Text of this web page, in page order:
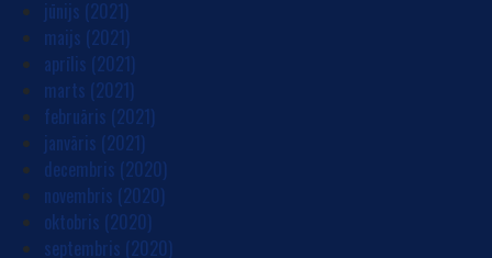
jūnijs (2021)
maijs (2021)
aprīlis (2021)
marts (2021)
februāris (2021)
janvāris (2021)
decembris (2020)
novembris (2020)
oktobris (2020)
septembris (2020)